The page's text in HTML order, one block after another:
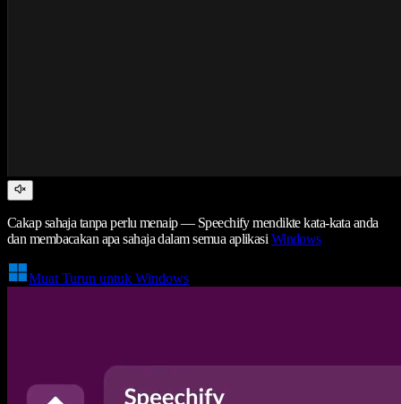
Cakap sahaja tanpa perlu menaip — Speechify mendikte kata-kata anda
dan membacakan apa sahaja dalam semua aplikasi Windows
Muat Turun untuk Windows